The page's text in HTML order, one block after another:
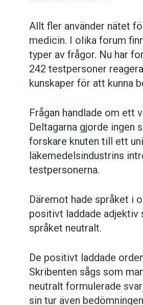
Allt fler använder nätet
medicin. I olika forum
typer av frågor. Nu har
242 testpersoner
kunskaper för att kunna
Frågan handlade om ett
Deltagarna gjorde ingen
forskare knuten till ett
läkemedelsindustrins
testpersonerna.
Däremot hade språket i
positivt laddade adjektiv
språket neutralt.
De positivt laddade
Skribenten sågs som
neutralt formulerade
sin tur även